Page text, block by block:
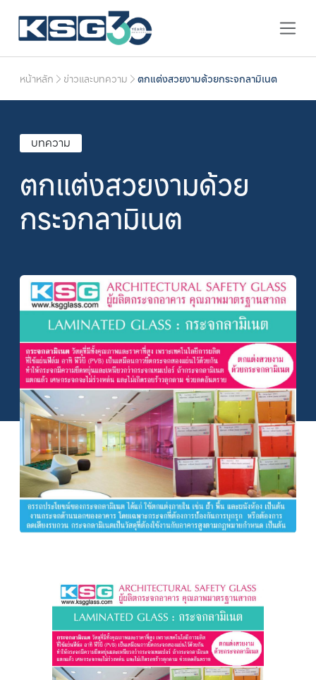
หน้าหลัก ข่าวและบทความ ตกแต่งสวยงามด้วยกระจกลามิเนต
บทความ
ตกแต่งสวยงามด้วย
กระจกลามิเนต